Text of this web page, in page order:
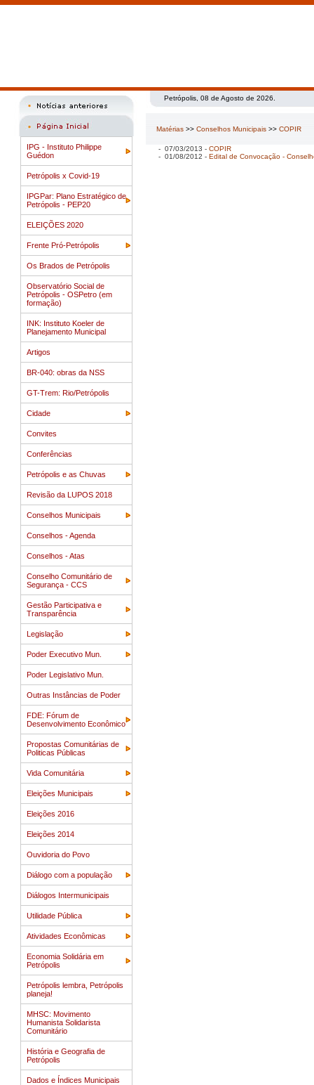
IPG - Instituto Philippe
Guédon
Petrópolis x Covid-19
IPGPar: Plano Estratégico de
Petrópolis - PEP20
ELEIÇÕES 2020
Frente Pró-Petrópolis
Os Brados de Petrópolis
Observatório Social de
Petrópolis - OSPetro (em
formação)
INK: Instituto Koeler de
Planejamento Municipal
Artigos
BR-040: obras da NSS
GT-Trem: Rio/Petrópolis
Cidade
Convites
Conferências
Petrópolis e as Chuvas
Revisão da LUPOS 2018
Conselhos Municipais
Conselhos - Agenda
Conselhos - Atas
Conselho Comunitário de
Segurança - CCS
Gestão Participativa e
Transparência
Legislação
Poder Executivo Mun.
Poder Legislativo Mun.
Outras Instâncias de Poder
FDE: Fórum de
Desenvolvimento Econômico
Propostas Comunitárias de
Politicas Públicas
Vida Comunitária
Eleições Municipais
Eleições 2016
Eleições 2014
Ouvidoria do Povo
Diálogo com a população
Diálogos Intermunicipais
Utilidade Pública
Atividades Econômicas
Economia Solidária em
Petrópolis
Petrópolis lembra, Petrópolis
planeja!
MHSC: Movimento
Humanista Solidarista
Comunitário
História e Geografia de
Petrópolis
Dados e Índices Municipais
Petrópolis, 08 de Agosto de 2026.
Matérias >> Conselhos Municipais >> COPIR
- 07/03/2013 - COPIR
- 01/08/2012 - Edital de Convocação -